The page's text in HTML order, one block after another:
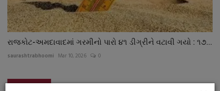
રાજકોટ-અમદાવાદમાં ગરમીનો પારો ૪૧ ડીગ્રીને વટાવી ગયો : ૧૭...
saurashtrabhoomi Mar 10, 2026 0
COMMENTS FACEBOOK COMMENTS